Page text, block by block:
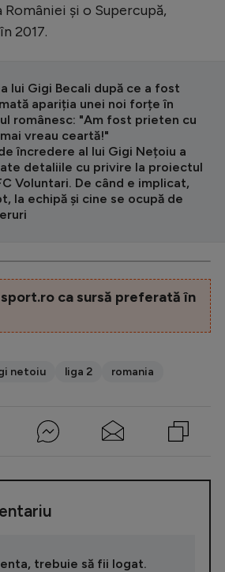
României și o Supercupă,
2017.
lui Gigi Becali după ce a fost
apariția unei noi forțe în
românesc: "Am fost prieten cu
vreau ceartă!"
încredere al lui Gigi Nețoiu a
detaliile cu privire la proiectul
Voluntari. De când e implicat,
la echipă și cine se ocupă de
ca sursă preferată în
netoiu liga 2 romania
trebuie să fii logat.